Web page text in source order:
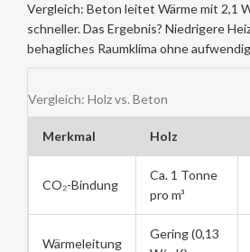
Vergleich: Beton leitet Wärme mit 2,1
schneller. Das Ergebnis? Niedrigere
behagliches Raumklima ohne
Vergleich: Holz vs. Beton
Merkmal Holz
CO₂-Bindung
Ca. 1 Tonne
pro m³
Wärmeleitung
Gering (0,13